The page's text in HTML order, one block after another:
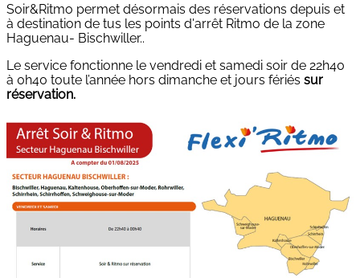
Soir&Ritmo permet désormais des réservations depuis et
à destination de tus les points d'arrêt Ritmo de la zone
Haguenau- Bischwiller..
Le service fonctionne le vendredi et samedi soir de 22h40
à 0h40 toute l’année hors dimanche et jours fériés sur
réservation.